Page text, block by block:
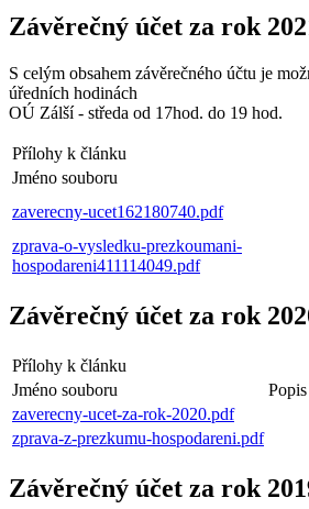
Závěrečný účet za rok
S celým obsahem závěrečného účtu je
úředních hodinách
OÚ Zálší - středa od 17hod. do 19 hod.
Přílohy k článku
Jméno souboru
zaverecny-ucet162180740.pdf
zprava-o-vysledku-prezkoumani-
hospodareni411114049.pdf
Závěrečný účet za rok
Přílohy k článku
Jméno souboru
Popis
zaverecny-ucet-za-rok-2020.pdf
zprava-z-prezkumu-hospodareni.pdf
Závěrečný účet za rok